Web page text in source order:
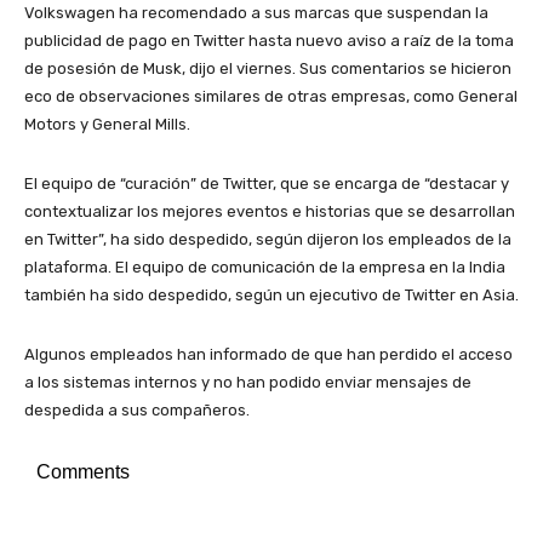
Volkswagen ha recomendado a sus marcas que suspendan la
publicidad de pago en Twitter hasta nuevo aviso a raíz de la toma
de posesión de Musk, dijo el viernes. Sus comentarios se hicieron
eco de observaciones similares de otras empresas, como General
Motors y General Mills.
El equipo de “curación” de Twitter, que se encarga de “destacar y
contextualizar los mejores eventos e historias que se desarrollan
en Twitter”, ha sido despedido, según dijeron los empleados de la
plataforma. El equipo de comunicación de la empresa en la India
también ha sido despedido, según un ejecutivo de Twitter en Asia.
Algunos empleados han informado de que han perdido el acceso
a los sistemas internos y no han podido enviar mensajes de
despedida a sus compañeros.
Comments